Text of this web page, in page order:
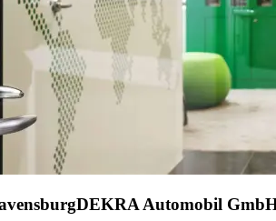
DEKRA Automobil